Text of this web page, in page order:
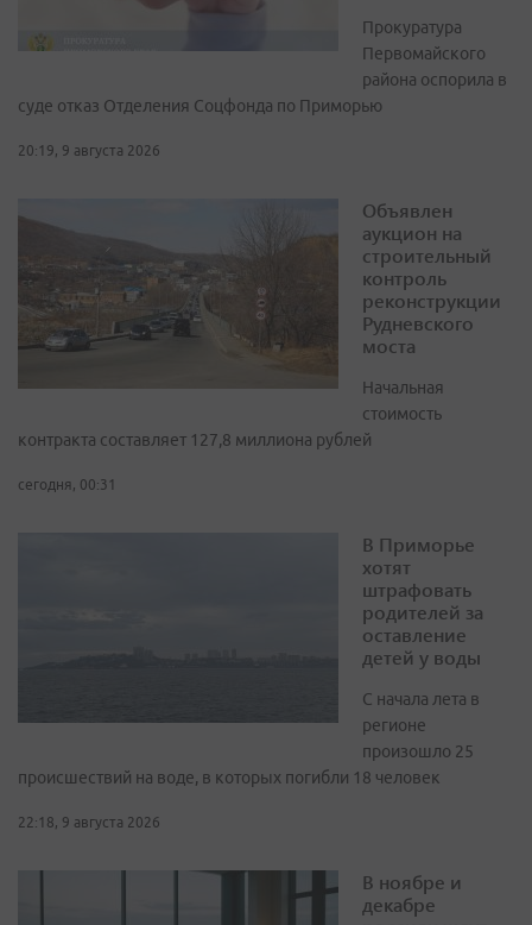
Прокуратура
Первомайского
района оспорила в
суде отказ Отделения Соцфонда по Приморью
20:19, 9 августа 2026
Объявлен
аукцион на
строительный
контроль
реконструкции
Рудневского
моста
Начальная
стоимость
контракта составляет 127,8 миллиона рублей
сегодня, 00:31
В Приморье
хотят
штрафовать
родителей за
оставление
детей у воды
С начала лета в
регионе
произошло 25
происшествий на воде, в которых погибли 18 человек
22:18, 9 августа 2026
В ноябре и
декабре